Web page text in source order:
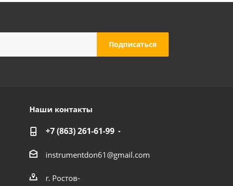
Наши контакты
+7 (863) 261-61-99
instrumentdon61@gmail.com
г. Ростов-